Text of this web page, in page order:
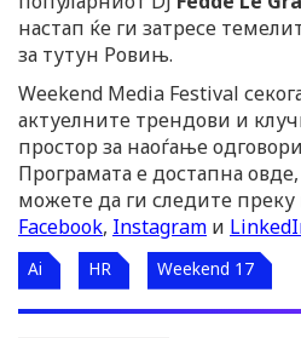
настап ќе ги затресе
за тутун Ровињ.
Weekend Media Festival
актуелните трендови и
простор за наоѓање
Програмата е достапна
можете да ги следите
Facebook, Instagram и
Ai HR Weekend 17